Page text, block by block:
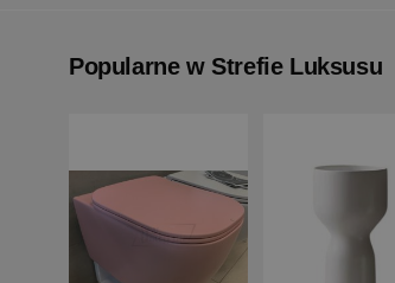
Popularne w Strefie Luksusu